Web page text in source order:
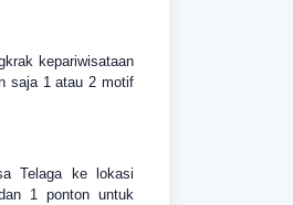
kepariwisataan
saja 1 atau 2 motif
Telaga ke lokasi
1 ponton untuk